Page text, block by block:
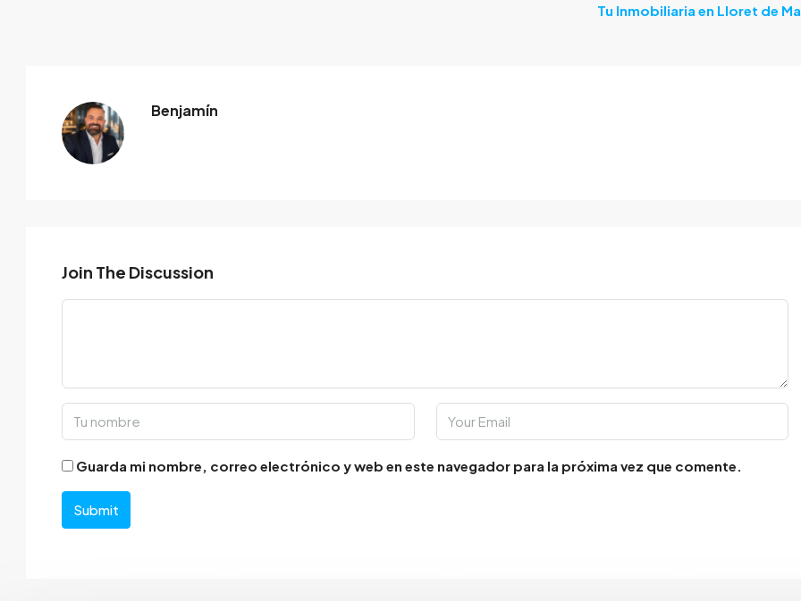
Tu Inmobiliaria en Lloret de
Benjamín
Join The Discussion
Guarda mi nombre, correo electrónico y web en este navegador para la próxima vez que comente.
Submit